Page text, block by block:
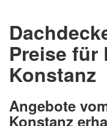
Preise für
Konstanz
Angebote
Konstanz